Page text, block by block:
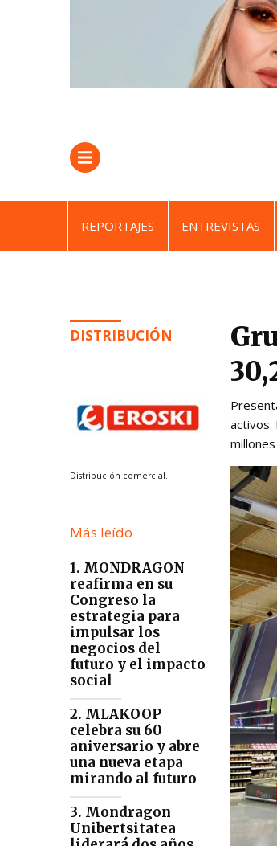
REPORTAJES ENTREVISTAS
DISTRIBUCIÓN
Distribución comercial.
Más leído
1. MONDRAGON
reafirma en su
Congreso la
estrategia para
impulsar los
negocios del
futuro y el impacto
social
2. MLAKOOP
celebra su 60
aniversario y abre
una nueva etapa
mirando al futuro
3. Mondragon
Unibertsitatea
activos.